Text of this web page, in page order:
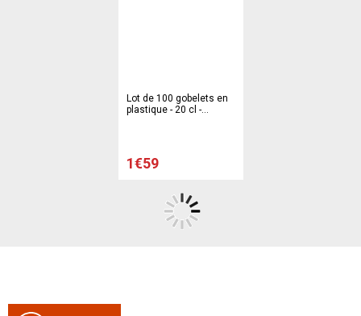
Lot de 100 gobelets en
plastique - 20 cl -
1€59